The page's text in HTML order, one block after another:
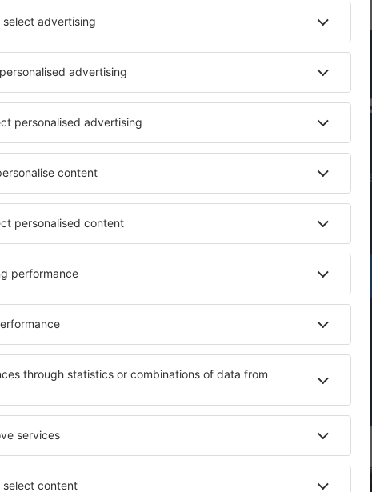
da newsletter viajam
por menos
férias – receba ofertas únicas de viagem
de todos.
apenas as melhores, palavra de viajante!
Registre-se
preços na nossa newsletter.
Aceito receber informações de marketing (na
pessoais sejam processados
a nossa app